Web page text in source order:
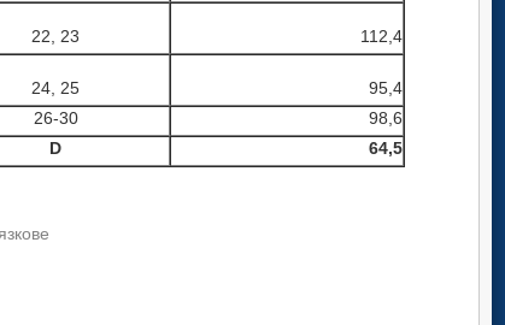
22, 23
112,4
24, 25
95,4
26-30
98,6
D 64,5